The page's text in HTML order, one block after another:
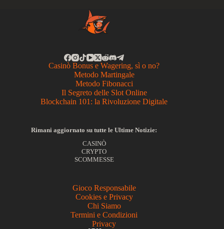
Casinò Bonus e Wagering, sì o no?
Metodo Martingale
Metodo Fibonacci
Il Segreto delle Slot Online
Blockchain 101: la Rivoluzione Digitale
Rimani aggiornato su tutte le Ultime Notizie:
CASINÒ
CRYPTO
SCOMMESSE
Gioco Responsabile
Cookies e Privacy
Chi Siamo
Termini e Condizioni
Privacy